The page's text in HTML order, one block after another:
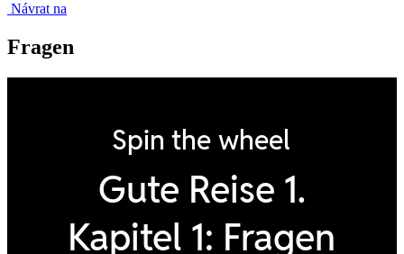
Návrat na
Fragen